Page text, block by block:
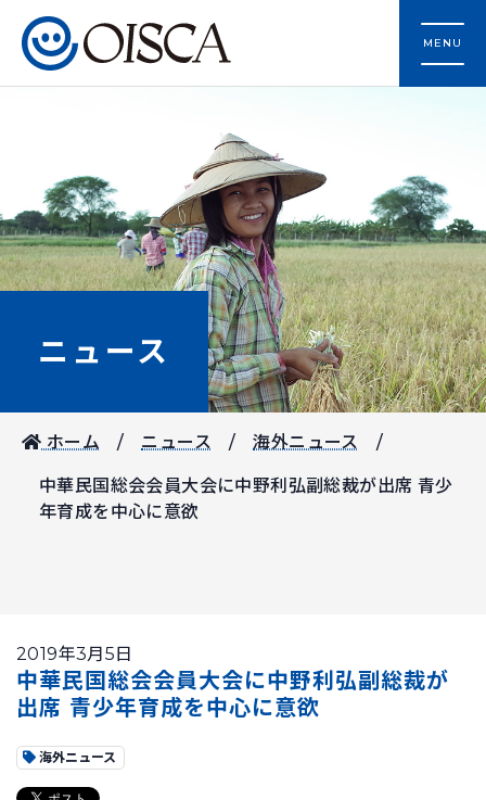
MENU
ニュース
ホーム ニュース 海外ニュース
中華民国総会会員大会に中野利弘副総裁が出席 青少
年育成を中心に意欲
2019年3月5日
中華民国総会会員大会に中野利弘副総裁が
出席 青少年育成を中心に意欲
海外ニュース